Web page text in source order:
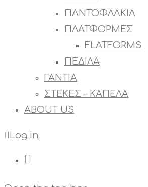
ΠΑΝΤΟΦΛΑΚΙΑ
ΠΛΑΤΦΟΡΜΕΣ
FLATFORMS
ΠΕΔΙΛΑ
ΓΑΝΤΙΑ
ΣΤΕΚΕΣ – ΚΑΠΕΛΑ
ABOUT US
Log in